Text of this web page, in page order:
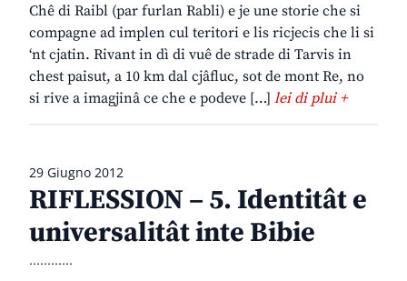
Chê di Raibl (par furlan Rabli) e je une storie che si
compagne ad implen cul teritori e lis ricjecis che li si
‘nt cjatin. Rivant in dì di vuê de strade di Tarvis in
chest paisut, a 10 km dal cjâfluc, sot de mont Re, no
si rive a imagjinâ ce che e podeve […] lei di plui +
29 Giugno 2012
RIFLESSION – 5. Identitât e
universalitât inte Bibie
............